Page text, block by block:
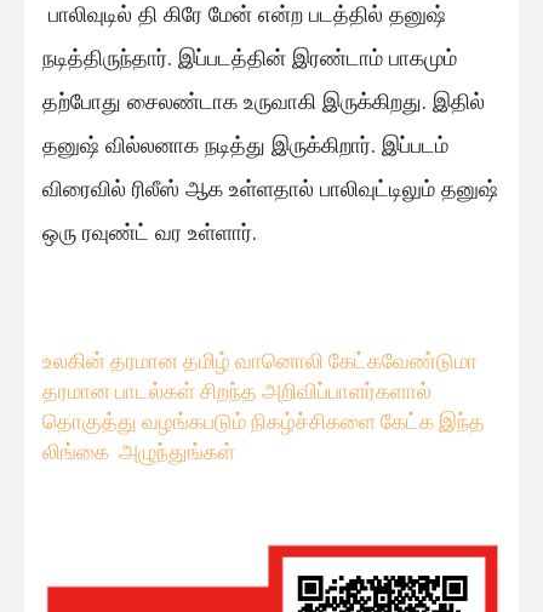
பாலிவுடில் தி கிரே மேன் என்ற படத்தில் தனுஷ்
நடித்திருந்தார். இப்படத்தின் இரண்டாம் பாகமும்
தற்போது சைலண்டாக உருவாகி இருக்கிறது. இதில்
தனுஷ் வில்லனாக நடித்து இருக்கிறார். இப்படம்
விரைவில் ரிலீஸ் ஆக உள்ளதால் பாலிவுட்டிலும் தனுஷ்
ஒரு ரவுண்ட் வர உள்ளார்.
உலகின் தரமான தமிழ் வானொலி கேட்கவேண்டுமா
தரமான பாடல்கள் சிறந்த அறிவிப்பாளர்களால்
தொகுத்து வழங்கபடும் நிகழ்ச்சிகளை கேட்க இந்த
லிங்கை அழுந்துங்கள்